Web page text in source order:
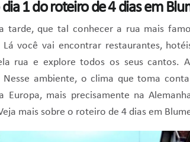
dia 1 do roteiro de 4 dias em
tarde, que tal conhecer a rua mais
Lá você vai encontrar restaurantes,
rua e explore todos os seus cantos.
Nesse ambiente, o clima que toma
Europa, mais precisamente na
mais sobre o roteiro de 4 dias em